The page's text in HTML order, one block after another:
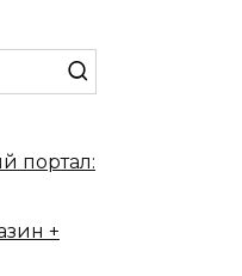
портал:
+